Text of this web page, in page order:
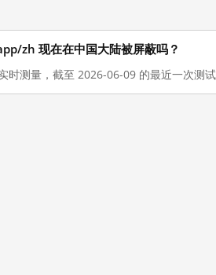
zh 现在在中国大陆被屏蔽吗？
时测量，截至 2026-06-09 的最近一次